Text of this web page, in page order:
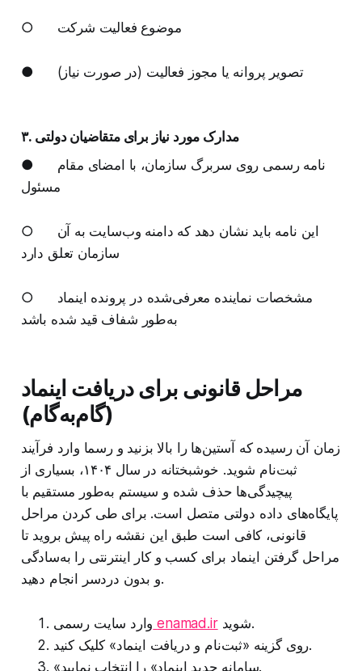
○ موضوع فعالیت شرکت
● تصویر پروانه یا مجوز فعالیت (در صورت نیاز)
۳. مدارک مورد نیاز برای متقاضیان دولتی
● نامه رسمی روی سربرگ سازمان، با امضای مقام
مسئول
○ این نامه باید نشان دهد که دامنه وب‌سایت به آن
سازمان تعلق دارد
○ مشخصات نماینده معرفی‌شده در پرونده اینماد
به‌طور شفاف قید شده باشد
مراحل قانونی برای دریافت اینماد
(گام‌به‌گام)
زمان آن رسیده که آستین‌ها را بالا بزنید و رسما وارد فرآیند
ثبت‌نام شوید. خوشبختانه در سال ۱۴۰۴، بسیاری از
پیچیدگی‌ها حذف شده و سیستم به‌طور مستقیم با
پایگاه‌های داده دولتی متصل است. برای طی کردن مراحل
قانونی، کافی است طبق این نقشه راه پیش بروید تا
مراحل گرفتن اینماد برای کسب و کار اینترنتی را به‌سادگی
و بدون دردسر انجام دهید.
وارد سایت رسمی enamad.ir
شوید.
روی گزینه «ثبت‌نام و دریافت اینماد» کلیک کنید.
«سامانه جدید اینماد» را انتخاب نمایید.